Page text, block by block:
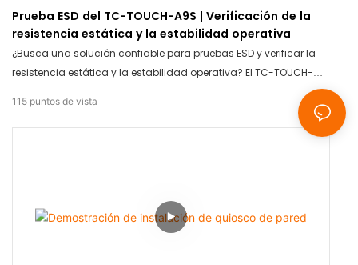
Prueba ESD del TC-TOUCH-A9S | Verificación de la
resistencia estática y la estabilidad operativa
¿Busca una solución confiable para pruebas ESD y verificar la
resistencia estática y la estabilidad operativa? El TC-TOUCH-
A9S es la solución. Con tecnología avanzada y mediciones
precisas, este producto garantiza resultados precisos en todo
momento. Olvídese de los métodos de prueba poco fiables e
115 puntos de vista